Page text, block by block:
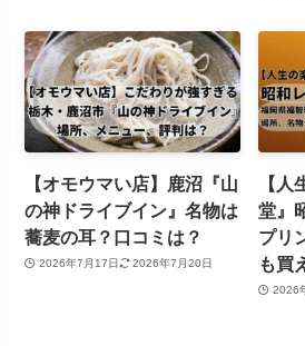
【オモウマい店】鹿沼『山
の神ドライブイン』名物は
蕎麦の耳？口コミは？
2026年7月17日 2026年7月20日
【
堂』
プリ
も買
2026